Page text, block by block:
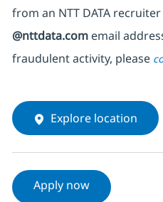
from an NTT DATA recruiter
@nttdata.comemail
fraudulent activity, please
Explore location
Apply now